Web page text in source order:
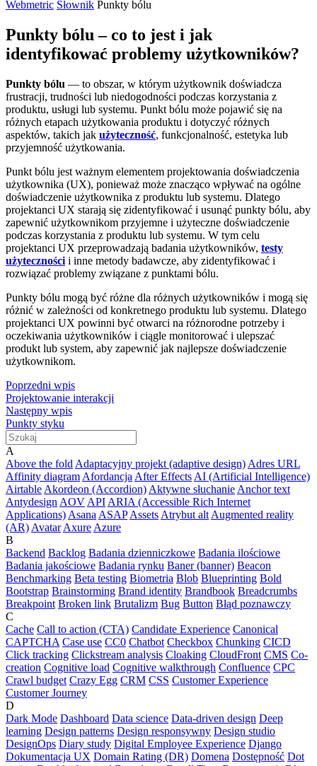
Webmetric Słownik Punkty bólu
Punkty bólu – co to jest i jak
identyfikować problemy użytkowników?
Punkty bólu — to obszar, w którym użytkownik doświadcza
frustracji, trudności lub niedogodności podczas korzystania z
produktu, usługi lub systemu. Punkt bólu może pojawić się na
różnych etapach użytkowania produktu i dotyczyć różnych
aspektów, takich jak użyteczność, funkcjonalność, estetyka lub
przyjemność użytkowania.
Punkt bólu jest ważnym elementem projektowania doświadczenia
użytkownika (UX), ponieważ może znacząco wpływać na ogólne
doświadczenie użytkownika z produktu lub systemu. Dlatego
projektanci UX starają się zidentyfikować i usunąć punkty bólu, aby
zapewnić użytkownikom przyjemne i użyteczne doświadczenie
podczas korzystania z produktu lub systemu. W tym celu
projektanci UX przeprowadzają badania użytkowników, testy
użyteczności i inne metody badawcze, aby zidentyfikować i
rozwiązać problemy związane z punktami bólu.
Punkty bólu mogą być różne dla różnych użytkowników i mogą się
różnić w zależności od konkretnego produktu lub systemu. Dlatego
projektanci UX powinni być otwarci na różnorodne potrzeby i
oczekiwania użytkowników i ciągle monitorować i ulepszać
produkt lub system, aby zapewnić jak najlepsze doświadczenie
użytkownikom.
Poprzedni wpis
Projektowanie interakcji
Następny wpis
Punkty styku
A
Above the fold Adaptacyjny projekt (adaptive design) Adres URL
Affinity diagram Afordancja After Effects AI (Artificial Intelligence)
Airtable Akordeon (Accordion) Aktywne słuchanie Anchor text
Antydesign AOV API ARIA (Accessible Rich Internet
Applications) Asana ASAP Assets Atrybut alt Augmented reality
(AR) Avatar Axure Azure
B
Backend Backlog Badania dzienniczkowe Badania ilościowe
Badania jakościowe Badania rynku Baner (banner) Beacon
Benchmarking Beta testing Biometria Blob Blueprinting Bold
Bootstrap Brainstorming Brand identity Brandbook Breadcrumbs
Breakpoint Broken link Brutalizm Bug Button Błąd poznawczy
C
Cache Call to action (CTA) Candidate Experience Canonical
CAPTCHA Case use CC0 Chatbot Checkbox Chunking CICD
Click tracking Clickstream analysis Cloaking CloudFront CMS Co-
creation Cognitive load Cognitive walkthrough Confluence CPC
Crawl budget Crazy Egg CRM CSS Customer Experience
Customer Journey
D
Dark Mode Dashboard Data science Data-driven design Deep
learning Design patterns Design responsywny Design studio
DesignOps Diary study Digital Employee Experience Django
Dokumentacja UX Domain Rating (DR) Domena Dostępność Dot